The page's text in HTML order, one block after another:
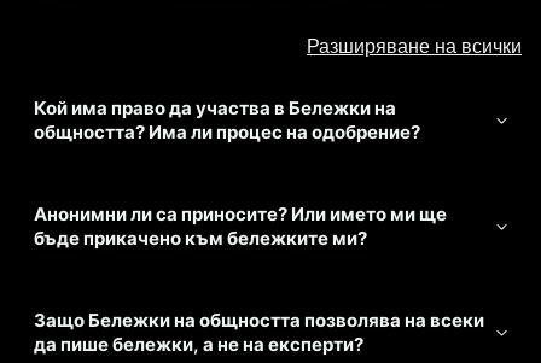
Разширяване на всички
Кой има право да участва в Бележки на
общността? Има ли процес на одобрение?
Анонимни ли са приносите? Или името ми ще
бъде прикачено към бележките ми?
Защо Бележки на общността позволява на всеки
да пише бележки, а не на експерти?